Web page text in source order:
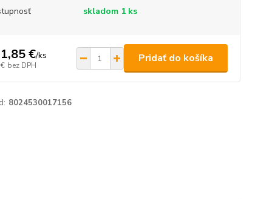
skladom 1 ks
€/ks
bez DPH
Pridať do košíka
8024530017156